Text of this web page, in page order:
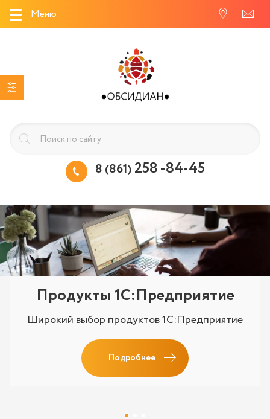
Меню
8 (861)258 -84-45
Продукты 1C:Предприятие
Широкий выбор продуктов 1С:Предприятие
Подробнее